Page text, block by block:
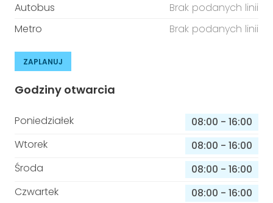
Autobus
Brak podanych linii
Metro
Brak podanych linii
ZAPLANUJ
Godziny otwarcia
Poniedziałek 08:00 - 16:00
Wtorek
08:00 - 16:00
Środa
08:00 - 16:00
Czwartek
08:00 - 16:00